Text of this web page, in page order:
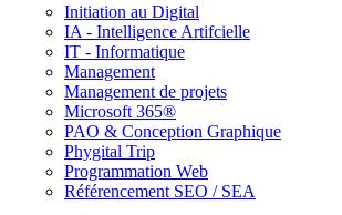
Initiation au Digital
IA - Intelligence Artifcielle
IT - Informatique
Management
Management de projets
Microsoft 365®
PAO & Conception Graphique
Phygital Trip
Programmation Web
Référencement SEO / SEA